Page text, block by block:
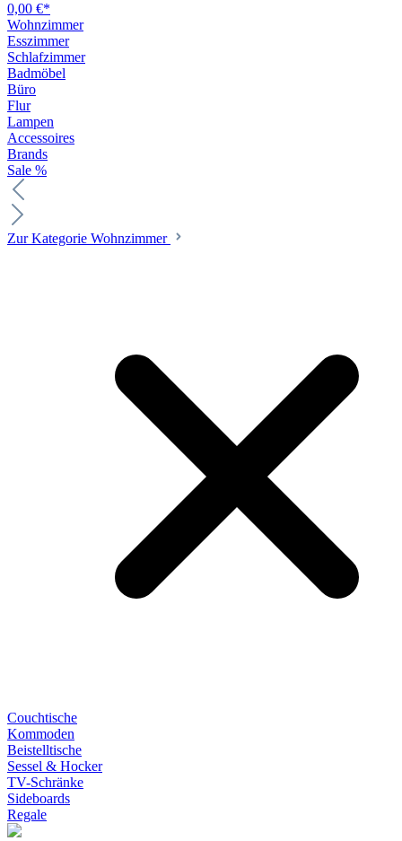
0,00 €*
Wohnzimmer
Esszimmer
Schlafzimmer
Badmöbel
Büro
Flur
Lampen
Accessoires
Brands
Sale %
Zur Kategorie Wohnzimmer
Couchtische
Kommoden
Beistelltische
Sessel & Hocker
TV-Schränke
Sideboards
Regale